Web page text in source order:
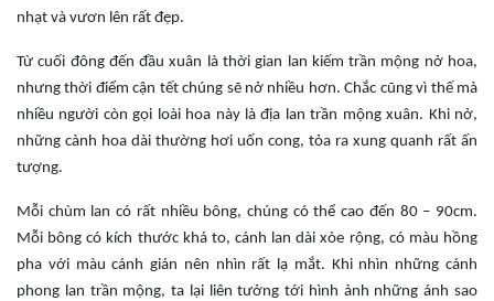
nhạt và vươn lên rất đẹp.
Từ cuối đông đến đầu xuân là thời gian lan kiếm trần mộng nở hoa,
nhưng thời điểm cận tết chúng sẽ nở nhiều hơn. Chắc cũng vì thế mà
nhiều người còn gọi loài hoa này là địa lan trần mộng xuân. Khi nở,
những cành hoa dài thường hơi uốn cong, tỏa ra xung quanh rất ấn
tượng.
Mỗi chùm lan có rất nhiều bông, chúng có thể cao đến 80 – 90cm.
Mỗi bông có kích thước khá to, cánh lan dài xòe rộng, có màu hồng
pha với màu cánh gián nên nhìn rất lạ mắt. Khi nhìn những cánh
phong lan trần mộng, ta lại liên tưởng tới hình ảnh những ánh sao